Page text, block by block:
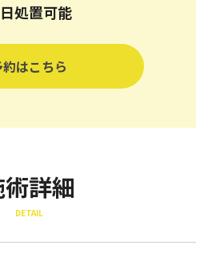
処置可能
はこちら
詳細
DETAIL